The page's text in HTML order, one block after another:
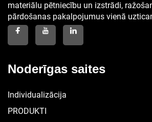
materiālu pētniecību un izstrādi,
pārdošanas pakalpojumus vienā
Noderīgas saites
Individualizācija
PRODUKTI